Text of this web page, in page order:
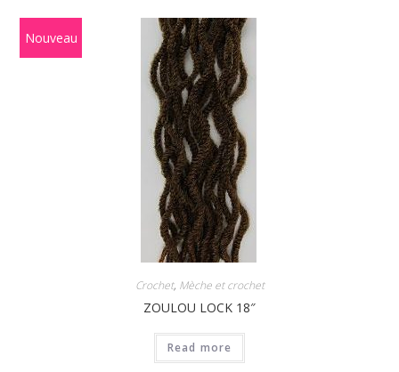
Nouveau
Crochet, Mèche et crochet
ZOULOU LOCK 18″
Read more